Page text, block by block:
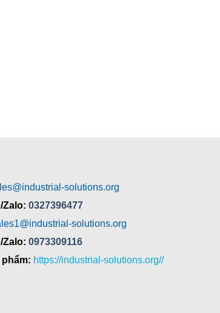
solutions.org
Zalo: 0327396477
solutions.org
Zalo: 0973309116
https://industrial-solutions.org//